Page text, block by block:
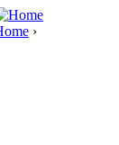
›